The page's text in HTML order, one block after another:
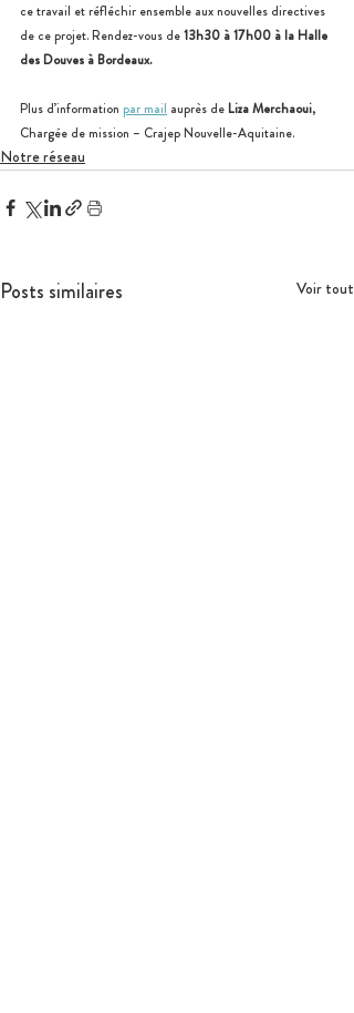
ce travail et réfléchir ensemble aux nouvelles directives
de ce projet. Rendez-vous de 13h30 à 17h00 à la Halle
des Douves à Bordeaux.
Plus d’information par mail auprès de Liza Merchaoui,
Chargée de mission – Crajep Nouvelle-Aquitaine.
Notre réseau
Posts similaires Voir tout